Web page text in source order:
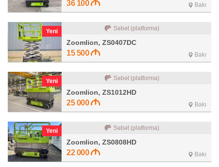
36 100 Bakı
Yeni Səbət (platforma)
Zoomlion, ZS0407DC
15 500 Bakı
Yeni Səbət (platforma)
Zoomlion, ZS1012HD
25 000 Bakı
Yeni Səbət (platforma)
Zoomlion, ZS0808HD
22 000 Bakı